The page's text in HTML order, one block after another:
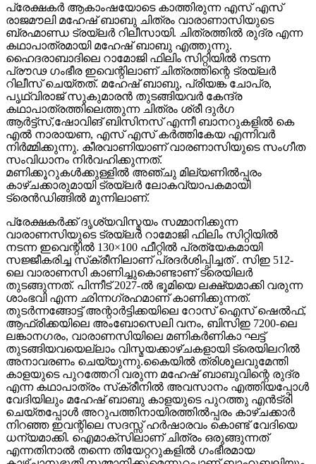
പ്രേക്ഷകർ ആകാംഷയോടെ കാത്തിരുന്ന എസ് എസ്
രാജമൗലി മഹേഷ് ബാബു ചിത്രം വാരാണാസിയുടെ
ബ്രഹ്മാണ്ഡ ട്രയ്ലർ റിലീസായി. ചിത്രത്തിൽ രുദ്ര എന്ന
കഥാപാത്രമായി മഹേഷ് ബാബു എത്തുന്നു.
ഹൈദരാബാദിലെ റാമോജി ഫിലിം സിറ്റിയിൽ നടന്ന
പ്രൗഢ ഗംഭീര ഇവെന്റിലാണ് ചിത്രത്തിന്റെ ട്രയ്ലർ
റിലീസ് ചെയ്തത്. മഹേഷ് ബാബു, പ്രിയങ്ക ചോപ്ര,
പൃഥ്വിരാജ് സുകുമാരൻ തുടങ്ങിയവർ കേന്ദ്ര
കഥാപാത്രത്തിലെത്തുന്ന ചിത്രം ശ്രീ ദുർഗ
ആർട്ട്സ്,ഷോവിങ് ബിസിനസ് എന്നീ ബാനറുകളിൽ കെ
എൽ നാരായണ, എസ് എസ് കർത്തികേയ എന്നിവർ
നിർമ്മിക്കുന്നു. കീരവാണിയാണ് വാരണാസിയുടെ സംഗീത
സംവിധാനം നിർവഹിക്കുന്നത്.
മണിക്കൂറുകൾക്കുള്ളിൽ അഞ്ചു മില്യണിൽപ്പരം
കാഴ്ചക്കാരുമായി ട്രയ്ലർ ലോകവ്യാപകമായി
ട്രെൻഡിങ്ങിൽ മുന്നിലാണ്.
പ്രേക്ഷകർക്ക് ദൃശ്യവിസ്മയം സമ്മാനിക്കുന്ന
വാരാണസിയുടെ ട്രയ്ലർ റാമോജി ഫിലിം സിറ്റിയിൽ
നടന്ന ഇവെന്റിൽ 130×100 ഫീറ്റിൽ പ്രത്യേകമായി
സജ്ജീകരിച്ച സ്‌ക്രീനിലാണ് പ്രദർശിപ്പിച്ചത് . സിഇ 512-
ലെ വാരാണസി കാണിച്ചുകൊണ്ടാണ് ട്രെയിലര്‍
തുടങ്ങുന്നത്. പിന്നീട് 2027-ല്‍ ഭൂമിയെ ലക്ഷ്യമാക്കി വരുന്ന
ശാംഭവി എന്ന ഛിന്നഗ്രഹമാണ് കാണിക്കുന്നത്.
തുടര്‍ന്നങ്ങോട്ട് അന്റാര്‍ട്ടിക്കയിലെ റോസ് ഐസ് ഷെല്‍ഫ്,
ആഫ്രിക്കയിലെ അംബോസെലി വനം, ബിസിഇ 7200-ലെ
ലങ്കാനഗരം, വാരാണസിയിലെ മണികര്‍ണികാ ഘട്ട്
തുടങ്ങിയവയെല്ലാം വിസ്മയക്കാഴ്ചകളായി ട്രെയിലറില്‍
അനാവരണം ചെയ്യുന്നു.കൈയില്‍ ത്രിശൂലവുമേന്തി
കാളയുടെ പുറത്തേറി വരുന്ന മഹേഷ് ബാബുവിന്റെ രുദ്ര
എന്ന കഥാപാത്രം സ്‌ക്രീനിൽ അവസാനം എത്തിയപ്പോൾ
വേദിയിലും മഹേഷ് ബാബു കാളയുടെ പുറത്തു എൻട്രി
ചെയ്തപ്പോൾ അറുപത്തിനായിരത്തിൽപ്പരം കാഴ്ചക്കാർ
നിറഞ്ഞ ഇവന്റിലെ സദസ്സ് ഹർഷാരവം കൊണ്ട് വേദിയെ
ധന്യമാക്കി. ഐമാക്‌സിലാണ് ചിത്രം ഒരുങ്ങുന്നത്
എന്നതിനാല്‍ തന്നെ തിയേറ്ററുകളില്‍ ഗംഭീരമായ